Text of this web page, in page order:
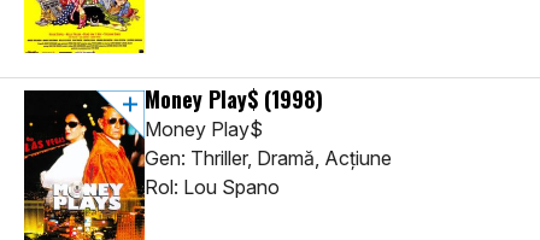
Money Play$ (1998)
Money Play$
Gen: Thriller, Dramă, Acţiune
Rol: Lou Spano